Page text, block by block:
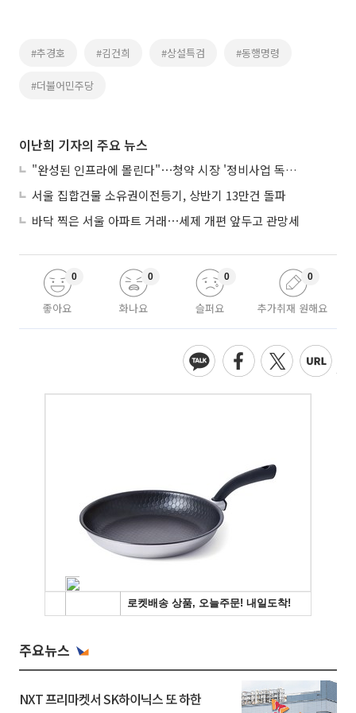
#추경호 #김건희 #상설특검 #동행명령
#더불어민주당
이난희 기자의 주요 뉴스
"완성된 인프라에 몰린다"⋯청약 시장 '정비사업 독주' 42배 격차
서울 집합건물 소유권이전등기, 상반기 13만건 돌파
바닥 찍은 서울 아파트 거래⋯세제 개편 앞두고 관망세
좋아요
0
화나요
0
슬퍼요
0
추가취재 원해요
0
주요뉴스
NXT 프리마켓서 SK하이닉스 또 하한